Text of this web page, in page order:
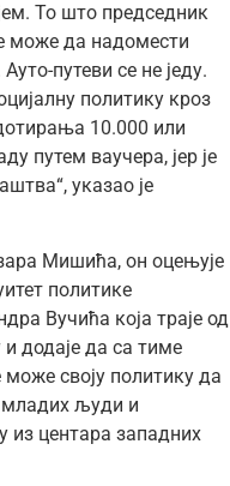
То што председник
може да надомести
путеви се не једу.
политику кроз
10.000 или
путем ваучера, јер је
указао је
Мишића, он оцењује
политике
Вучића која траје од
додаје да са тиме
може своју политику да
људи и
из центара западних